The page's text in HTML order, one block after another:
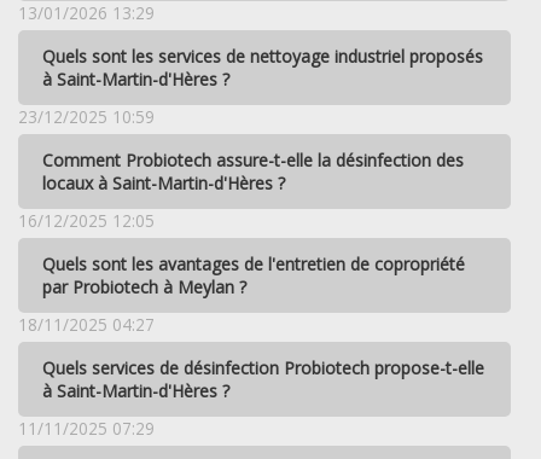
13/01/2026 13:29
Quels sont les services de nettoyage industriel proposés
à Saint-Martin-d'Hères ?
23/12/2025 10:59
Comment Probiotech assure-t-elle la désinfection des
locaux à Saint-Martin-d'Hères ?
16/12/2025 12:05
Quels sont les avantages de l'entretien de copropriété
par Probiotech à Meylan ?
18/11/2025 04:27
Quels services de désinfection Probiotech propose-t-elle
à Saint-Martin-d'Hères ?
11/11/2025 07:29